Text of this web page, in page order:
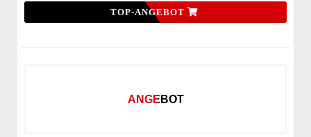
TOP-ANGEBOT
ANGEBOT